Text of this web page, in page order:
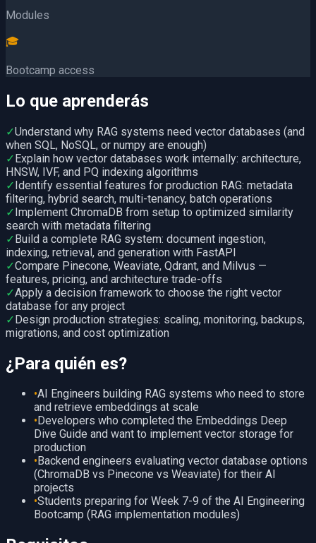
Modules
🎓
Bootcamp access
Lo que aprenderás
✓Understand why RAG systems need vector databases (and
when SQL, NoSQL, or numpy are enough)
✓Explain how vector databases work internally: architecture,
HNSW, IVF, and PQ indexing algorithms
✓Identify essential features for production RAG: metadata
filtering, hybrid search, multi-tenancy, batch operations
✓Implement ChromaDB from setup to optimized similarity
search with metadata filtering
✓Build a complete RAG system: document ingestion,
indexing, retrieval, and generation with FastAPI
✓Compare Pinecone, Weaviate, Qdrant, and Milvus —
features, pricing, and architecture trade-offs
✓Apply a decision framework to choose the right vector
database for any project
✓Design production strategies: scaling, monitoring, backups,
migrations, and cost optimization
¿Para quién es?
•AI Engineers building RAG systems who need to store
and retrieve embeddings at scale
• Developers who completed the Embeddings Deep
Dive Guide and want to implement vector storage for
production
• Backend engineers evaluating vector database options
(ChromaDB vs Pinecone vs Weaviate) for their AI
projects
•Students preparing for Week 7-9 of the AI Engineering
Bootcamp (RAG implementation modules)